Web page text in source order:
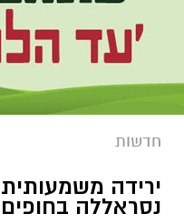
חדשות
ירידה
נסראללה